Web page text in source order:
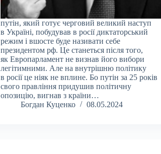
путін, який готує черговий великий наступ
в Україні, побудував в росії диктаторський
режим і вшосте буде називати себе
президентом рф. Це станеться після того,
як Европарламент не визнав його вибори
легітимними. Але на внутрішню політику
в росії це ніяк не вплине. Бо путін за 25 років
свого правління придушив політичну
опозицію, вигнав з країни…
Богдан Куценко
08.05.2024